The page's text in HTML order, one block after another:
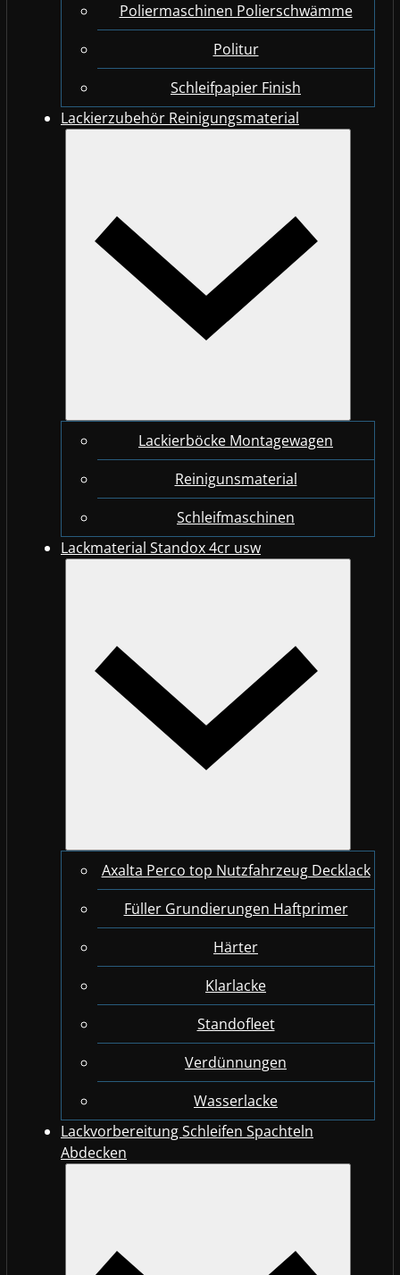
Poliermaschinen Polierschwämme
Politur
Schleifpapier Finish
Lackierzubehör Reinigungsmaterial
Lackierböcke Montagewagen
Reinigunsmaterial
Schleifmaschinen
Lackmaterial Standox 4cr usw
Axalta Perco top Nutzfahrzeug Decklack
Füller Grundierungen Haftprimer
Härter
Klarlacke
Standofleet
Verdünnungen
Wasserlacke
Lackvorbereitung Schleifen Spachteln
Abdecken